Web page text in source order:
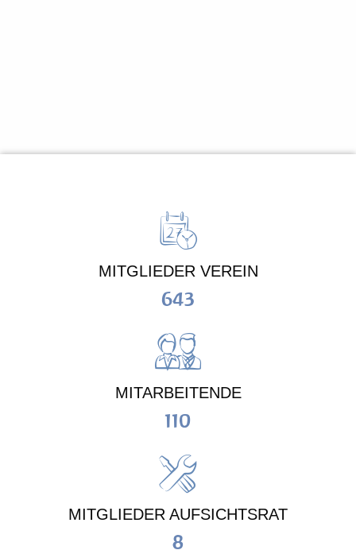
MITGLIEDER VEREIN
643
MITARBEITENDE
110
MITGLIEDER AUFSICHTSRAT
8